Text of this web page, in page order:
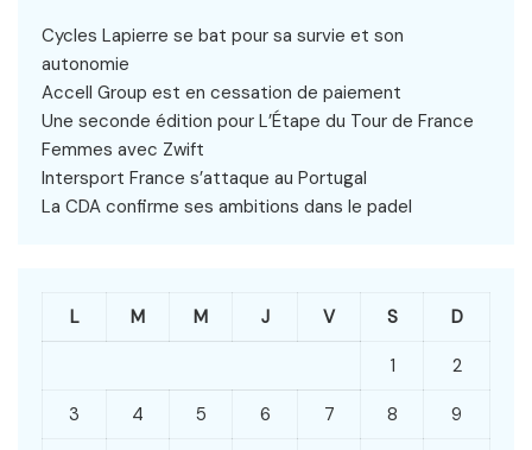
Cycles Lapierre se bat pour sa survie et son
autonomie
Accell Group est en cessation de paiement
Une seconde édition pour L’Étape du Tour de France
Femmes avec Zwift
Intersport France s’attaque au Portugal
La CDA confirme ses ambitions dans le padel
L M M J V S D
1 2
3 4 5 6 7 8 9